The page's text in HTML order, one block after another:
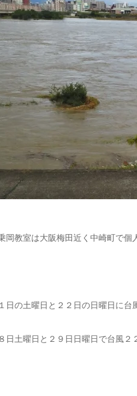
岡教室は大阪梅田近く中崎町で個
日の土曜日と２２日の日曜日に台
日土曜日と２９日日曜日で台風２